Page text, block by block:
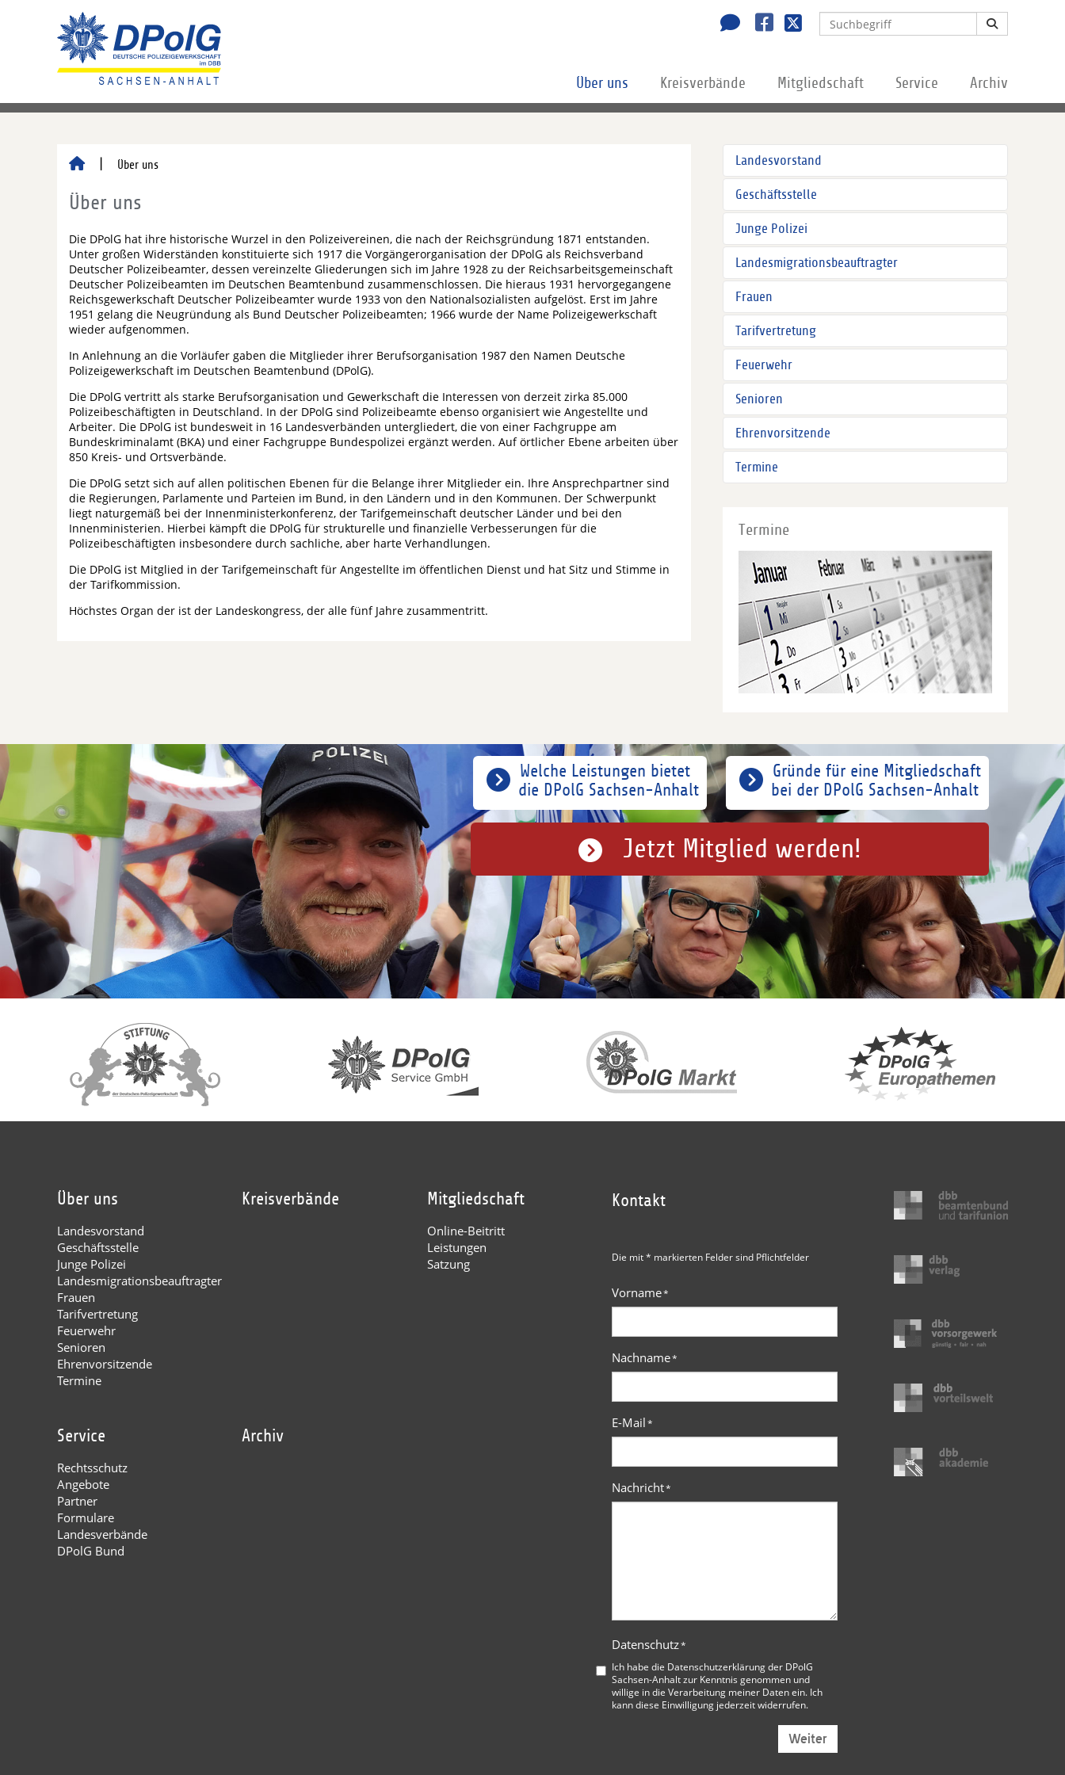
Über uns Kreisverbände Mitgliedschaft Service Archiv
Über uns
Über uns
Die DPolG hat ihre historische Wurzel in den Polizeivereinen, die nach der Reichsgründung 1871 entstanden.
Unter großen Widerständen konstituierte sich 1917 die Vorgängerorganisation der DPolG als Reichsverband
Deutscher Polizeibeamter, dessen vereinzelte Gliederungen sich im Jahre 1928 zu der Reichsarbeitsgemeinschaft
Deutscher Polizeibeamten im Deutschen Beamtenbund zusammenschlossen. Die hieraus 1931 hervorgegangene
Reichsgewerkschaft Deutscher Polizeibeamter wurde 1933 von den Nationalsozialisten aufgelöst. Erst im Jahre
1951 gelang die Neugründung als Bund Deutscher Polizeibeamten; 1966 wurde der Name Polizeigewerkschaft
wieder aufgenommen.
In Anlehnung an die Vorläufer gaben die Mitglieder ihrer Berufsorganisation 1987 den Namen Deutsche
Polizeigewerkschaft im Deutschen Beamtenbund (DPolG).
Die DPolG vertritt als starke Berufsorganisation und Gewerkschaft die Interessen von derzeit zirka 85.000
Polizeibeschäftigten in Deutschland. In der DPolG sind Polizeibeamte ebenso organisiert wie Angestellte und
Arbeiter. Die DPolG ist bundesweit in 16 Landesverbänden untergliedert, die von einer Fachgruppe am
Bundeskriminalamt (BKA) und einer Fachgruppe Bundespolizei ergänzt werden. Auf örtlicher Ebene arbeiten über
850 Kreis- und Ortsverbände.
Die DPolG setzt sich auf allen politischen Ebenen für die Belange ihrer Mitglieder ein. Ihre Ansprechpartner sind
die Regierungen, Parlamente und Parteien im Bund, in den Ländern und in den Kommunen. Der Schwerpunkt
liegt naturgemäß bei der Innenministerkonferenz, der Tarifgemeinschaft deutscher Länder und bei den
Innenministerien. Hierbei kämpft die DPolG für strukturelle und finanzielle Verbesserungen für die
Polizeibeschäftigten insbesondere durch sachliche, aber harte Verhandlungen.
Die DPolG ist Mitglied in der Tarifgemeinschaft für Angestellte im öffentlichen Dienst und hat Sitz und Stimme in
der Tarifkommission.
Höchstes Organ der ist der Landeskongress, der alle fünf Jahre zusammentritt.
Landesvorstand
Geschäftsstelle
Junge Polizei
Landesmigrationsbeauftragter
Frauen
Tarifvertretung
Feuerwehr
Senioren
Ehrenvorsitzende
Termine
Termine
Gründe für eine Mitgliedschaft
bei der DPolG Sachsen-Anhalt
Welche Leistungen bietet
die DPolG Sachsen-Anhalt
Jetzt Mitglied werden!
Über uns
Landesvorstand
Geschäftsstelle
Junge Polizei
Landesmigrationsbeauftragter
Frauen
Tarifvertretung
Feuerwehr
Senioren
Ehrenvorsitzende
Termine
Kreisverbände Mitgliedschaft
Online-Beitritt
Leistungen
Satzung
Service
Rechtsschutz
Angebote
Partner
Formulare
Landesverbände
DPolG Bund
Archiv
Kontakt
Die mit * markierten Felder sind Pflichtfelder
Vorname*
Nachname*
E-Mail*
Nachricht*
Datenschutz*
Ich habe die Datenschutzerklärung der DPolG
Sachsen-Anhaltzur Kenntnis genommen und
willige in die Verarbeitung meiner Daten ein. Ich
kann diese Einwilligung jederzeit widerrufen.
Weiter